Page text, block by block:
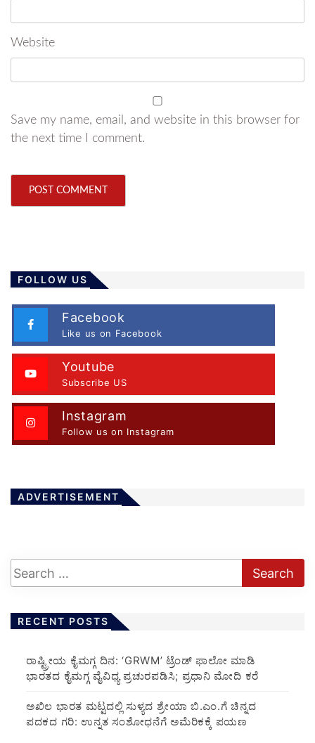
Website
Save my name, email, and website in this browser for
the next time I comment.
FOLLOW US
Facebook
Like us on Facebook
Youtube
Subscribe US
Instagram
Follow us on Instagram
ADVERTISEMENT
RECENT POSTS
ರಾಷ್ಟ್ರೀಯ ಕೈಮಗ್ಗ ದಿನ: ‘GRWM’ ಟ್ರೆಂಡ್ ಫಾಲೋ ಮಾಡಿ
ಭಾರತದ ಕೈಮಗ್ಗ ವೈವಿಧ್ಯ ಪ್ರಚುರಪಡಿಸಿ; ಪ್ರಧಾನಿ ಮೋದಿ ಕರೆ
ಅಖಿಲ ಭಾರತ ಮಟ್ಟದಲ್ಲಿ ಸುಳ್ಯದ ಶ್ರೇಯಾ ಬಿ.ಎಂ.ಗೆ ಚಿನ್ನದ
ಪದಕದ ಗರಿ: ಉನ್ನತ ಸಂಶೋಧನೆಗೆ ಅಮೆರಿಕಕ್ಕೆ ಪಯಣ